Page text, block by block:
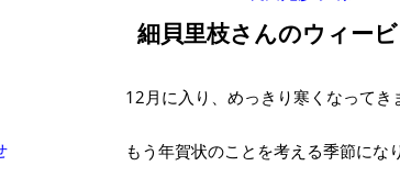
細貝里枝さんのウィー
12月に入り、めっきり寒くなってき
もう年賀状のことを考える季節にな